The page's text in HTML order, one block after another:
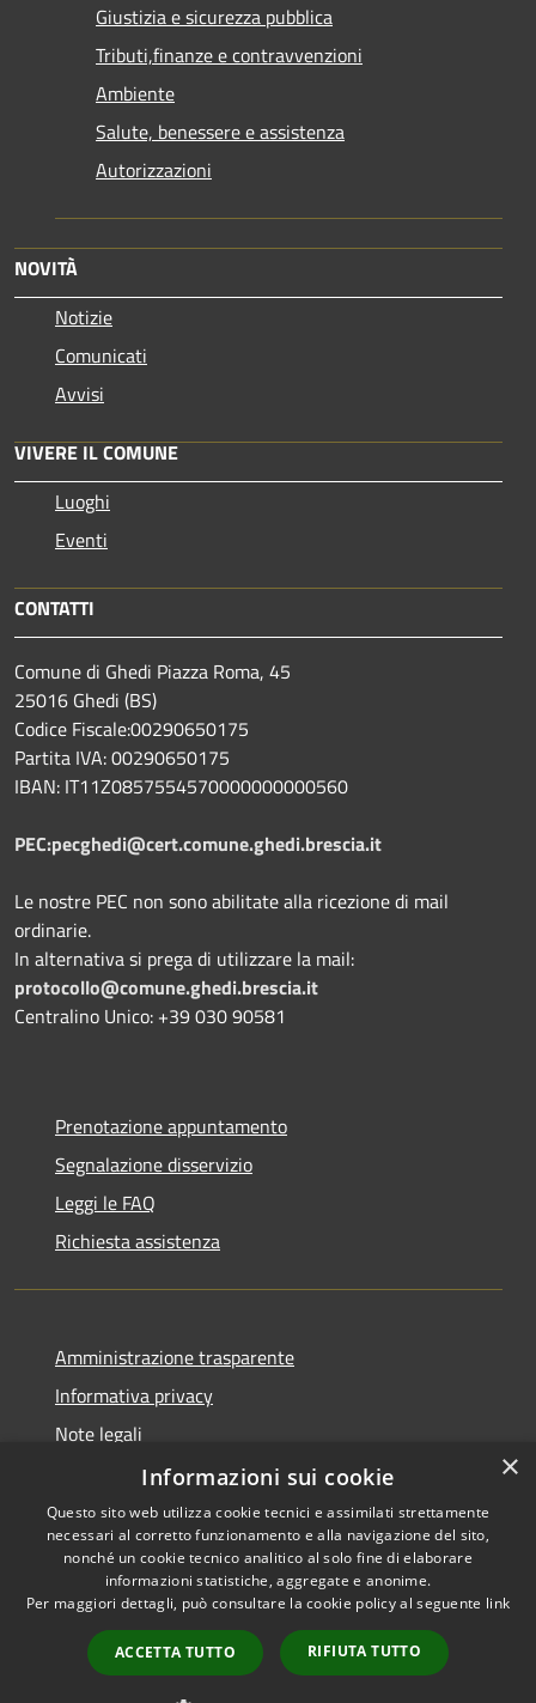
Giustizia e sicurezza pubblica
Tributi,finanze e contravvenzioni
Ambiente
Salute, benessere e assistenza
Autorizzazioni
NOVITÀ
Notizie
Comunicati
Avvisi
VIVERE IL COMUNE
Luoghi
Eventi
CONTATTI
Comune di Ghedi Piazza Roma, 45
25016 Ghedi (BS)
Codice Fiscale:00290650175
Partita IVA: 00290650175
IBAN: IT11Z0857554570000000000560
PEC:pecghedi@cert.comune.ghedi.brescia.it
Le nostre PEC non sono abilitate alla ricezione di mail
ordinarie.
In alternativa si prega di utilizzare la mail:
protocollo@comune.ghedi.brescia.it
Centralino Unico: +39 030 90581
Prenotazione appuntamento
Segnalazione disservizio
Leggi le FAQ
Richiesta assistenza
Amministrazione trasparente
Informativa privacy
Note legali
Dichiarazione di accessibilità
RSS
Accessibilità
Copyright © 2026 • Comune di
Municipium•
Accesso
redazione
×
Informazioni sui cookie
Questo sito web utilizza cookie tecnici e assimilati strettamente
necessari al corretto funzionamento e alla navigazione del sito,
nonché un cookie tecnico analitico al solo fine di elaborare
informazioni statistiche, aggregate e anonime.
Per maggiori dettagli, può consultare la cookie policy al seguente link
ACCETTA TUTTO RIFIUTA TUTTO